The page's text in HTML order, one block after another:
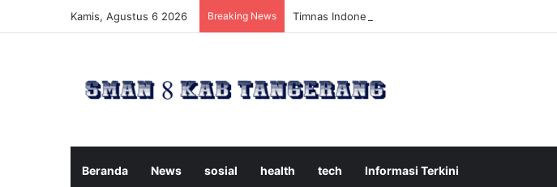
Kamis, Agustus 6 2026 Breaking News Timnas Indonesia U-17 Tereliminasi, Berikut 4 Tim
Beranda News sosial health tech Informasi Terkini